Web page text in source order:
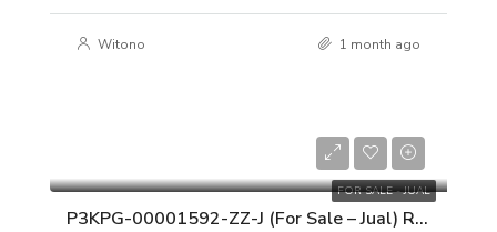
Witono 1 month ago
FOR SALE - JUAL
P3KPG-00001592-ZZ-J (For Sale – Jual) Rumah Green Court Filicium, Cengkareng, Jakarta Barat